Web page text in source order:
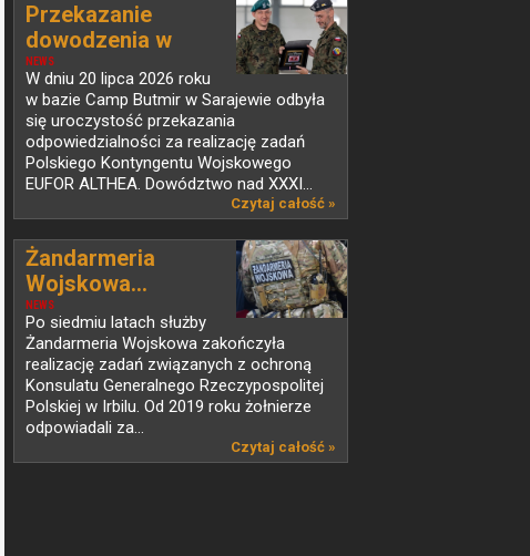
NEWS
Przekazanie
dowodzenia w
PKW...
W dniu 20 lipca 2026 roku
w bazie Camp Butmir w Sarajewie odbyła
się uroczystość przekazania
odpowiedzialności za realizację zadań
Polskiego Kontyngentu Wojskowego
EUFOR ALTHEA. Dowództwo nad XXXI...
Czytaj całość »
NEWS
Żandarmeria
Wojskowa...
Po siedmiu latach służby
Żandarmeria Wojskowa zakończyła
realizację zadań związanych z ochroną
Konsulatu Generalnego Rzeczypospolitej
Polskiej w Irbilu. Od 2019 roku żołnierze
odpowiadali za...
Czytaj całość »